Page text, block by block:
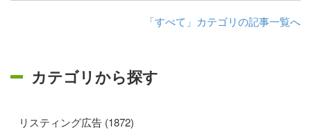
「すべて」カテゴリの記事一覧へ
カテゴリから探す
リスティング広告 (1872)